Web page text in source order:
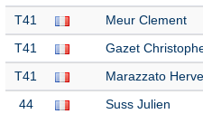
T41 Meur Clement
T41 Gazet
T41 Marazzato Herve
44 Suss Julien